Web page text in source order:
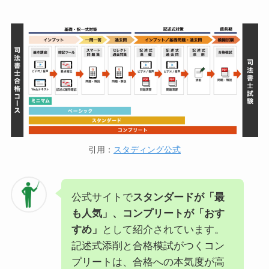
引用： スタディング公式
公式サイトでスタンダードが「最
も人気」、コンプリートが「おす
すめ」
として紹介されています。
記述式添削と合格模試がつくコン
プリートは、合格への本気度が高